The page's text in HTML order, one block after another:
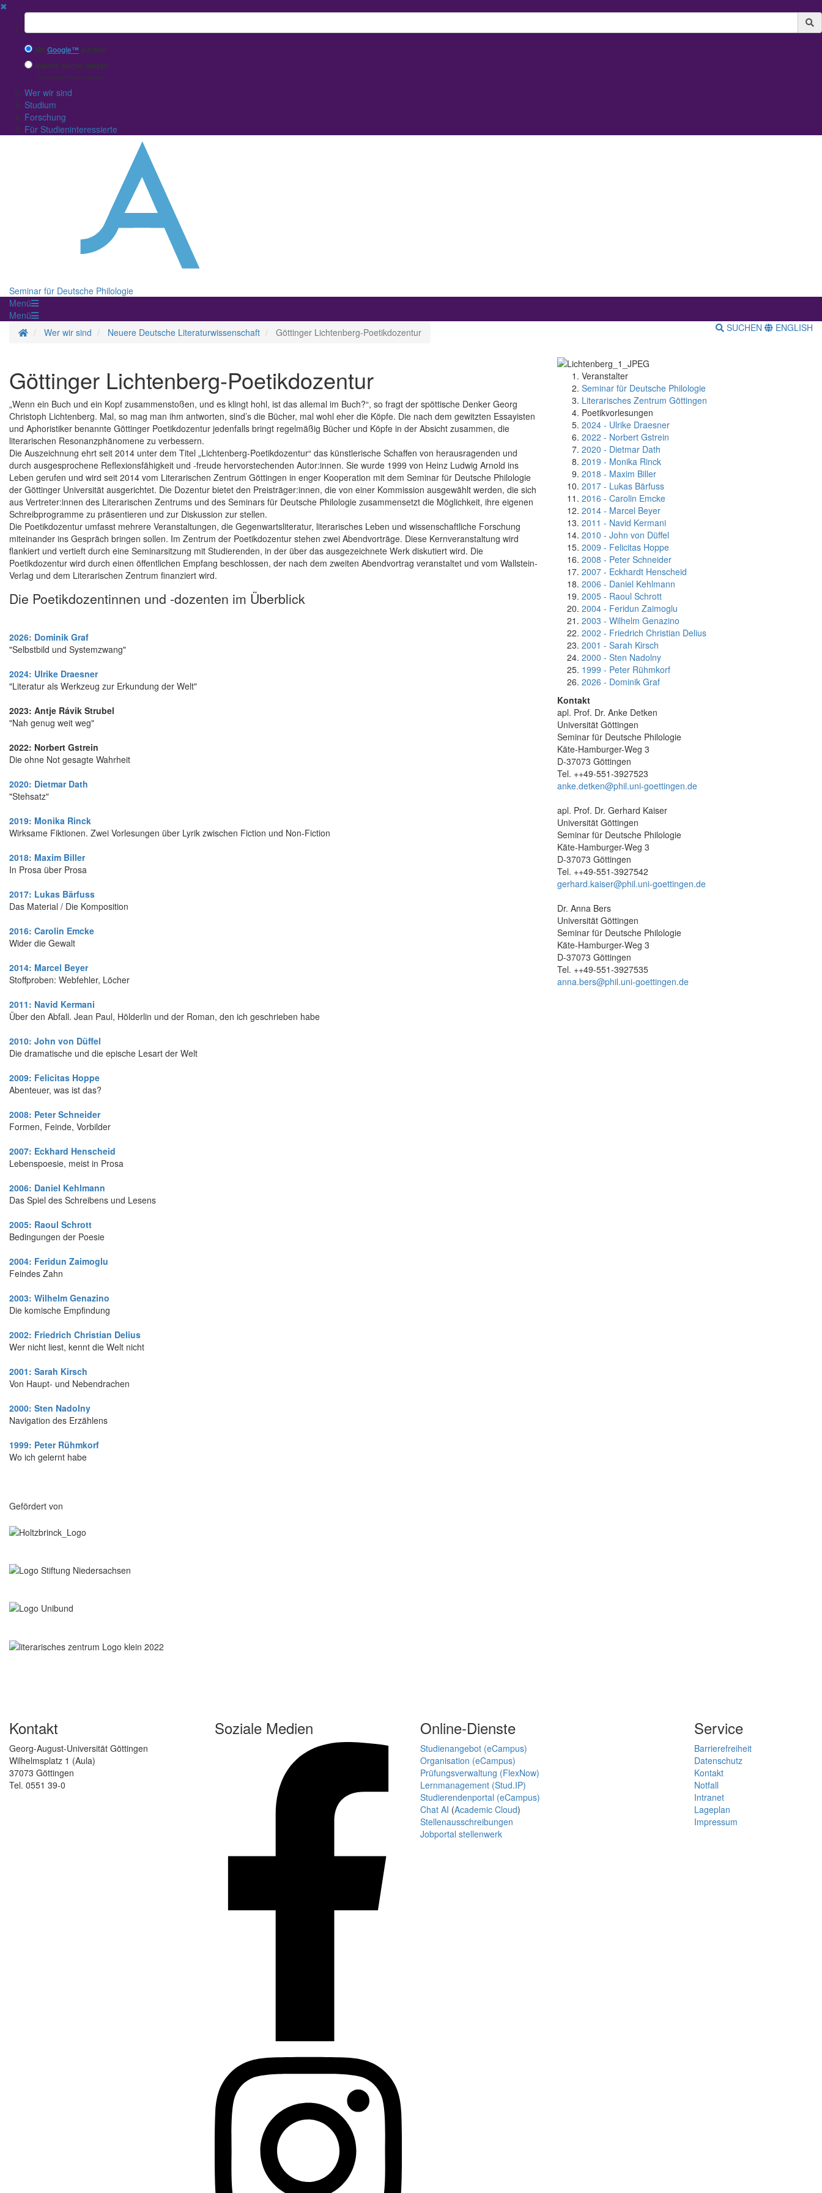
✖
Suchbegriff
MitGoogle™ suchen
Interne Suche nutzen
(eingeschränkte Ergebnisqualität)
Wer wir sind
Studium
Forschung
Für Studieninteressierte
Seminar für Deutsche Philologie
Menü
Menü
Startseite
Wer wir sind Neuere Deutsche Literaturwissenschaft Göttinger Lichtenberg-Poetikdozentur SUCHEN ENGLISH
Göttinger Lichtenberg-Poetikdozentur
„Wenn ein Buch und ein Kopf zusammenstoßen, und es klingt hohl, ist das allemal im Buch?“, so fragt der spöttische Denker Georg
Christoph Lichtenberg. Mal, so mag man ihm antworten, sind’s die Bücher, mal wohl eher die Köpfe. Die nach dem gewitzten Essayisten
und Aphoristiker benannte Göttinger Poetikdozentur jedenfalls bringt regelmäßig Bücher und Köpfe in der Absicht zusammen, die
literarischen Resonanzphänomene zu verbessern.
Die Auszeichnung ehrt seit 2014 unter dem Titel „Lichtenberg-Poetikdozentur“ das künstlerische Schaffen von herausragenden und
durch ausgesprochene Reflexionsfähigkeit und -freude hervorstechenden Autor:innen. Sie wurde 1999 von Heinz Ludwig Arnold ins
Leben gerufen und wird seit 2014 vom Literarischen Zentrum Göttingen in enger Kooperation mit dem Seminar für Deutsche Philologie
der Göttinger Universität ausgerichtet. Die Dozentur bietet den Preisträger:innen, die von einer Kommission ausgewählt werden, die sich
aus Vertreter:innen des Literarischen Zentrums und des Seminars für Deutsche Philologie zusammensetzt die Möglichkeit, ihre eigenen
Schreibprogramme zu präsentieren und zur Diskussion zur stellen.
Die Poetikdozentur umfasst mehrere Veranstaltungen, die Gegenwartsliteratur, literarisches Leben und wissenschaftliche Forschung
miteinander ins Gespräch bringen sollen. Im Zentrum der Poetikdozentur stehen zwei Abendvorträge. Diese Kernveranstaltung wird
flankiert und vertieft durch eine Seminarsitzung mit Studierenden, in der über das ausgezeichnete Werk diskutiert wird. Die
Poetikdozentur wird durch einen öffentlichen Empfang beschlossen, der nach dem zweiten Abendvortrag veranstaltet und vom Wallstein-
Verlag und dem Literarischen Zentrum finanziert wird.
Die Poetikdozentinnen und -dozenten im Überblick
2026: Dominik Graf
"Selbstbild und Systemzwang"
2024: Ulrike Draesner
"Literatur als Werkzeug zur Erkundung der Welt"
2023: Antje Rávik Strubel
"Nah genug weit weg"
2022: Norbert Gstrein
Die ohne Not gesagte Wahrheit
2020: Dietmar Dath
"Stehsatz"
2019: Monika Rinck
Wirksame Fiktionen. Zwei Vorlesungen über Lyrik zwischen Fiction und Non-Fiction
2018: Maxim Biller
In Prosa über Prosa
2017: Lukas Bärfuss
Das Material / Die Komposition
2016: Carolin Emcke
Wider die Gewalt
2014: Marcel Beyer
Stoffproben: Webfehler, Löcher
2011: Navid Kermani
Über den Abfall. Jean Paul, Hölderlin und der Roman, den ich geschrieben habe
2010: John von Düffel
Die dramatische und die epische Lesart der Welt
2009: Felicitas Hoppe
Abenteuer, was ist das?
2008: Peter Schneider
Formen, Feinde, Vorbilder
2007: Eckhard Henscheid
Lebenspoesie, meist in Prosa
2006: Daniel Kehlmann
Das Spiel des Schreibens und Lesens
2005: Raoul Schrott
Bedingungen der Poesie
2004: Feridun Zaimoglu
Feindes Zahn
2003: Wilhelm Genazino
Die komische Empfindung
2002: Friedrich Christian Delius
Wer nicht liest, kennt die Welt nicht
2001: Sarah Kirsch
Von Haupt- und Nebendrachen
2000: Sten Nadolny
Navigation des Erzählens
1999: Peter Rühmkorf
Wo ich gelernt habe
Gefördert von
Veranstalter
Seminar für Deutsche Philologie
Literarisches Zentrum Göttingen
Poetikvorlesungen
2024 - Ulrike Draesner
2022 - Norbert Gstrein
2020 - Dietmar Dath
2019 - Monika Rinck
2018 - Maxim Biller
2017 - Lukas Bärfuss
2016 - Carolin Emcke
2014 - Marcel Beyer
2011 - Navid Kermani
2010 - John von Düffel
2009 - Felicitas Hoppe
2008 - Peter Schneider
2007 - Eckhardt Henscheid
2006 - Daniel Kehlmann
2005 - Raoul Schrott
2004 - Feridun Zaimoglu
2003 - Wilhelm Genazino
2002 - Friedrich Christian Delius
2001 - Sarah Kirsch
2000 - Sten Nadolny
1999 - Peter Rühmkorf
2026 - Dominik Graf
Kontakt
apl. Prof. Dr. Anke Detken
Universität Göttingen
Seminar für Deutsche Philologie
Käte-Hamburger-Weg 3
D-37073 Göttingen
Tel. ++49-551-3927523
anke.detken@phil.uni-goettingen.de
apl. Prof. Dr. Gerhard Kaiser
Universität Göttingen
Seminar für Deutsche Philologie
Käte-Hamburger-Weg 3
D-37073 Göttingen
Tel. ++49-551-3927542
gerhard.kaiser@phil.uni-goettingen.de
Dr. Anna Bers
Universität Göttingen
Seminar für Deutsche Philologie
Käte-Hamburger-Weg 3
D-37073 Göttingen
Tel. ++49-551-3927535
anna.bers@phil.uni-goettingen.de
Kontakt
Georg-August-Universität Göttingen
Wilhelmsplatz 1 (Aula)
37073 Göttingen
Tel. 0551 39-0
Soziale Medien Online-Dienste
Studienangebot (eCampus)
Organisation (eCampus)
Prüfungsverwaltung (FlexNow)
Lernmanagement (Stud.IP)
Studierendenportal (eCampus)
Chat AI (Academic Cloud)
Stellenausschreibungen
Jobportal stellenwerk
Service
Barrierefreiheit
Datenschutz
Kontakt
Notfall
Intranet
Lageplan
Impressum